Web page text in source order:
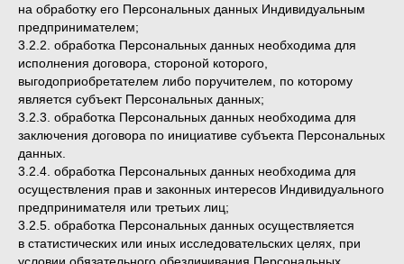
на обработку его Персональных данных Индивидуальным
предпринимателем;
3.2.2. обработка Персональных данных необходима для
исполнения договора, стороной которого,
выгодоприобретателем либо поручителем, по которому
является субъект Персональных данных;
3.2.3. обработка Персональных данных необходима для
заключения договора по инициативе субъекта Персональных
данных.
3.2.4. обработка Персональных данных необходима для
осуществления прав и законных интересов Индивидуального
предпринимателя или третьих лиц;
3.2.5. обработка Персональных данных осуществляется
в статистических или иных исследовательских целях, при